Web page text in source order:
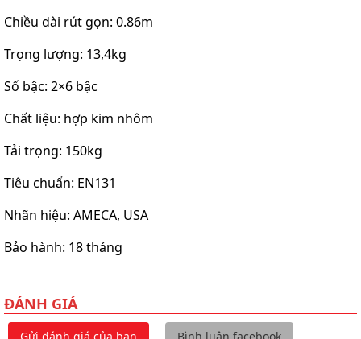
Chiều dài rút gọn: 0.86m
Trọng lượng: 13,4kg
Số bậc: 2×6 bậc
Chất liệu: hợp kim nhôm
Tải trọng: 150kg
Tiêu chuẩn: EN131
Nhãn hiệu: AMECA, USA
Bảo hành: 18 tháng
ĐÁNH GIÁ